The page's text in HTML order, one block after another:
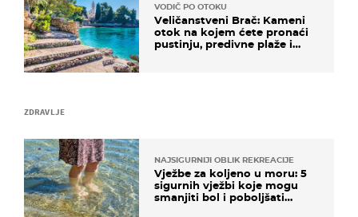
ZDRAVLJE
NAJSIGURNIJI OBLIK REKREACIJE
Vježbe za koljeno u moru: 5
sigurnih vježbi koje mogu
smanjiti bol i poboljšati
VODIČ PO OTOKU
Veličanstveni Brač: Kameni
otok na kojem ćete pronaći
pustinju, predivne plaže i